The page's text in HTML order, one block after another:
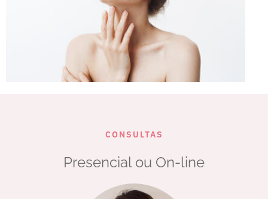
CONSULTAS
Presencial ou On-line